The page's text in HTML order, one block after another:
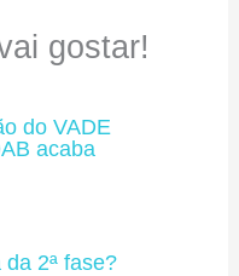
gostar!
do VADE
acaba
2ª fase?